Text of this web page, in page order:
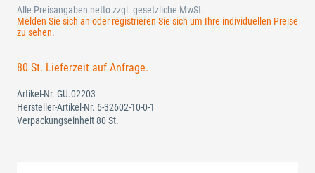
Alle Preisangaben netto zzgl. gesetzliche MwSt.
Melden Sie sich an oder registrieren Sie sich um Ihre individuellen Preise
zu sehen.
80 St. Lieferzeit auf Anfrage.
Artikel-Nr. GU.02203
Hersteller-Artikel-Nr. 6-32602-10-0-1
Verpackungseinheit 80 St.